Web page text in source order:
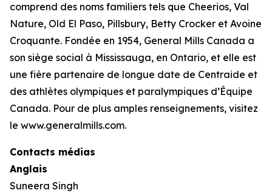
comprend des noms familiers tels que Cheerios, Val
Nature, Old El Paso, Pillsbury, Betty Crocker et Avoine
Croquante. Fondée en 1954, General Mills Canada a
son siège social à Mississauga, en Ontario, et elle est
une fière partenaire de longue date de Centraide et
des athlètes olympiques et paralympiques d’Équipe
Canada. Pour de plus amples renseignements, visitez
le www.generalmills.com.
Contacts médias
Anglais
Suneera Singh